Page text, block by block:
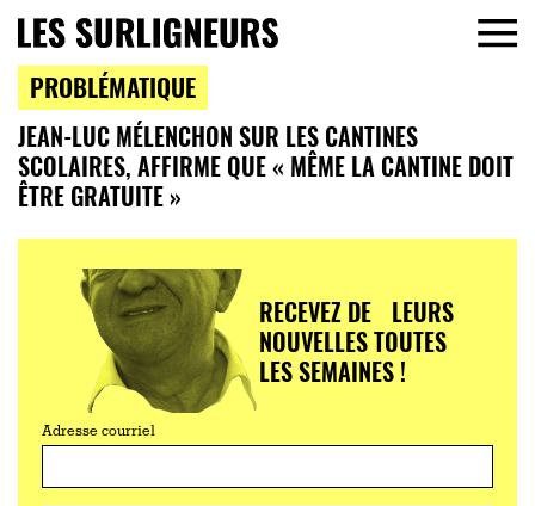
PROBLÉMATIQUE
JEAN-LUC MÉLENCHON SUR LES CANTINES
SCOLAIRES, AFFIRME QUE « MÊME LA CANTINE DOIT
ÊTRE GRATUITE »
RECEVEZ DE LEURS
NOUVELLES TOUTES
LES SEMAINES !
Adresse courriel